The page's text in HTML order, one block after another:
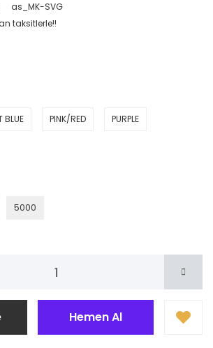
as_MK-SVG
taksitlerle!!
BLUE PINK/RED PURPLE
5000
Hemen Al